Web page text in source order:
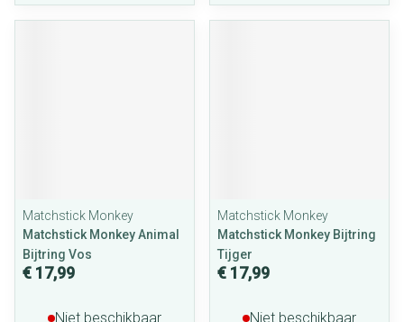
Matchstick Monkey
Matchstick Monkey Animal
Bijtring Vos
€ 17,99
Niet beschikbaar
Matchstick Monkey
Matchstick Monkey Bijtring
Tijger
€ 17,99
Niet beschikbaar